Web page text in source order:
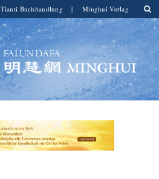
Tianti Buchhandlung | Minghui Verlag